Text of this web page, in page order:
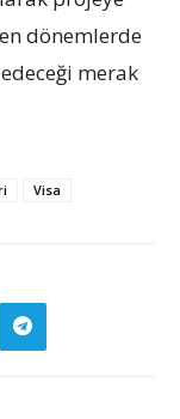
dönemlerde
merak
Visa